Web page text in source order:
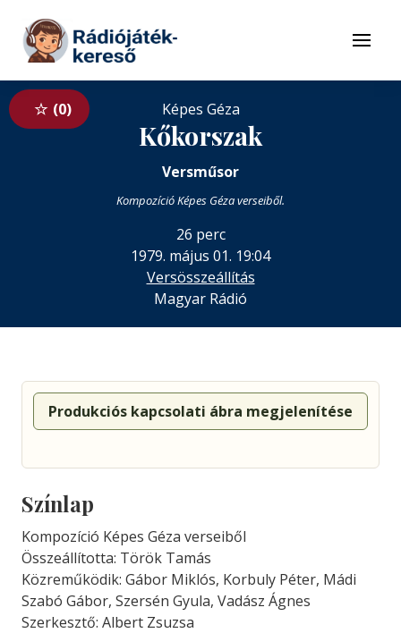
Tovább a tartalomhoz
Menü
0 Képes Géza
Kőkorszak
Versműsor
Kompozíció Képes Géza verseiből.
26 perc
1979. május 01. 19:04
Versösszeállítás
Magyar Rádió
Produkciós kapcsolati ábra megjelenítése
Színlap
Kompozíció Képes Géza verseiből
Összeállította: Török Tamás
Közreműködik: Gábor Miklós, Korbuly Péter, Mádi
Szabó Gábor, Szersén Gyula, Vadász Ágnes
Szerkesztő: Albert Zsuzsa